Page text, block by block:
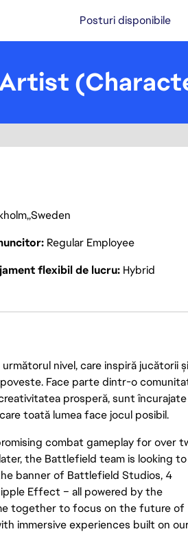
Posturi disponibile
Sweden
Regular Employee
flexibil de lucru Hybrid
nivel, care inspiră jucătorii și
Face parte dintr-o
prosperă, sunt încurajate
toată lumea face jocul posibil.
combat gameplay for over
the Battlefield team is looking to
banner of Battlefield Studios, 4
Effect – all powered by the
together to focus on the future of
immersive experiences built on